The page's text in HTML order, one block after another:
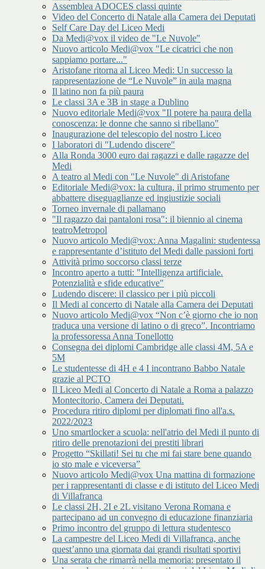
Assemblea ADOCES classi quinte
Video del Concerto di Natale alla Camera dei Deputati
Self Care Day del Liceo Medi
Da Medi@vox il video de "Le Nuvole"
Nuovo articolo Medi@vox "Le cicatrici che non
sappiamo portare..."
Aristofane ritorna al Liceo Medi: Un successo la
rappresentazione de “Le Nuvole” in aula magna
Il latino non fa più paura
Le classi 3A e 3B in stage a Dublino
Nuovo editoriale Medi@vox "Il potere ha paura della
conoscenza: le donne che sanno si ribellano"
Inaugurazione del telescopio del nostro Liceo
I laboratori di "Ludendo discere"
Alla Ronda 3000 euro dai ragazzi e dalle ragazze del
Medi
A teatro al Medi con "Le Nuvole" di Aristofane
Editoriale Medi@vox: la cultura, il primo strumento per
abbattere diseguaglianze ed ingiustizie sociali
Torneo invernale di pallamano
"Il ragazzo dai pantaloni rosa": il biennio al cinema
teatroMetropol
Nuovo articolo Medi@vox: Anna Magalini: studentessa
e rappresentante d’istituto del Medi dalle passioni forti
Attività primo soccorso classi terze
Incontro aperto a tutti: "Intelligenza artificiale.
Potenzialità e sfide educative"
Ludendo discere: il classico per i più piccoli
Il Medi al concerto di Natale alla Camera dei Deputati
Nuovo articolo Medi@vox “Non c’è giorno che io non
traduca una versione di latino o di greco”. Incontriamo
la professoressa Anna Tonellotto
Consegna dei diplomi Cambridge alle classi 4M, 5A e
5M
Le studentesse di 4H e 4 I incontrano Babbo Natale
grazie al PCTO
Il Liceo Medi al Concerto di Natale a Roma a palazzo
Montecitorio, Camera dei Deputati.
Procedura ritiro diplomi per diplomati fino all'a.s.
2022/2023
Uno smartlocker a scuola: nell'atrio del Medi il punto di
ritiro delle prenotazioni dei prestiti librari
Progetto “Skillati! Sei tu che mi fai stare bene quando
io sto male e viceversa”
Nuovo articolo Medi@vox Una mattina di formazione
per i rappresentanti di classe e di istituto del Liceo Medi
di Villafranca
Le classi 2H, 2I e 2L visitano Verona Romana e
partecipano ad un convegno di educazione finanziaria
Primo incontro del gruppo di lettura studentesco
La campestre del Liceo Medi di Villafranca, anche
quest’anno una giornata dai grandi risultati sportivi
Una serata che rimarrà nella memoria: presentato il